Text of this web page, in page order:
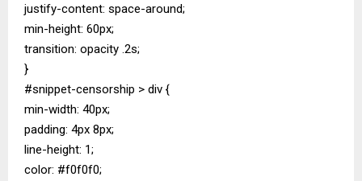
justify-content: space-around;
min-height: 60px;
transition: opacity .2s;
}
#snippet-censorship > div {
min-width: 40px;
padding: 4px 8px;
line-height: 1;
color: #f0f0f0;